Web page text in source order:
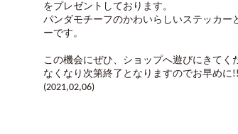
をプレゼントしております。
パンダモチーフのかわいらしいステッカー
ーです。
この機会にぜひ、ショップへ遊びにきてく
なくなり次第終了となりますのでお早めに!!
(2021,02,06)